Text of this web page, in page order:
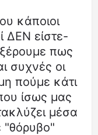
κάποιοι
ΔΕΝ είστε-
πως
συχνές οι
πούμε κάτι
ίσως μας
μέσα
"θόρυβο"